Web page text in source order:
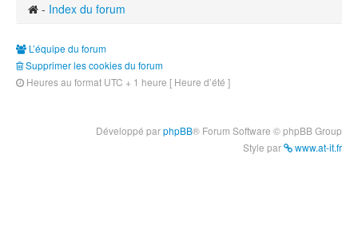
- Index du forum
L’équipe du forum
Supprimer les cookies du forum
Heures au format UTC + 1 heure [ Heure d’été ]
Développé parphpBB® Forum Software © phpBB Group
Style par
www.at-it.fr